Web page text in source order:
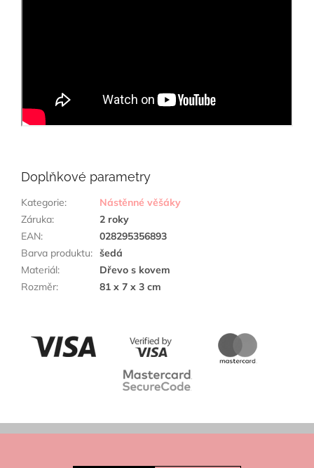
Doplňkové parametry
Kategorie:
Nástěnné věšáky
Záruka:
2 roky
EAN:
028295356893
Barva produktu: šedá
Materiál:
Dřevo s kovem
Rozměr: 81 x 7 x 3 cm